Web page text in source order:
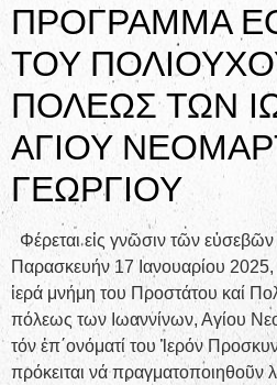
ΠΡΟΓΡΑΜΜΑ
ΤΟΥ
ΠΟΛΕΩΣ ΤΩΝ
ΑΓΙΟΥ
ΓΕΩΡΓΙΟΥ
Φέρεται εἰς γνῶσιν τῶν εὐσεβῶν
Παρασκευήν 17 Ιανουαρίου 2025,
ἱερά μνήμη του Προστάτου καί
πόλεως των Ιωαννίνων, Αγίου
τόν ἐπ΄ονόματί του Ἱερόν
πρόκειται νά πραγματοποιηθοῦν